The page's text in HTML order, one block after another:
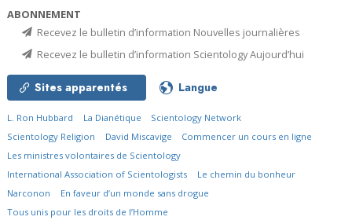
ABONNEMENT
Recevez le bulletin d’information Nouvelles journalières
Recevez le bulletin d’information Scientology Aujourd’hui
Sites apparentés Langue
L. Ron Hubbard La Dianétique
Scientology Network
Scientology Religion
David Miscavige
Commencer un cours en ligne
Les ministres volontaires de Scientology
International Association of Scientologists
Le chemin du bonheur
Narconon
En faveur d’un monde sans drogue
Tous unis pour les droits de l’Homme